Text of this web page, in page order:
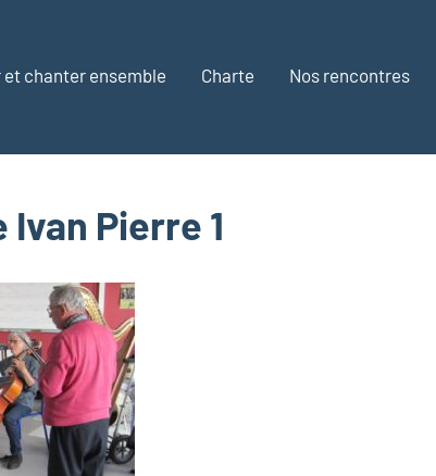
chanter ensemble Charte Nos rencontres
Pierre 1